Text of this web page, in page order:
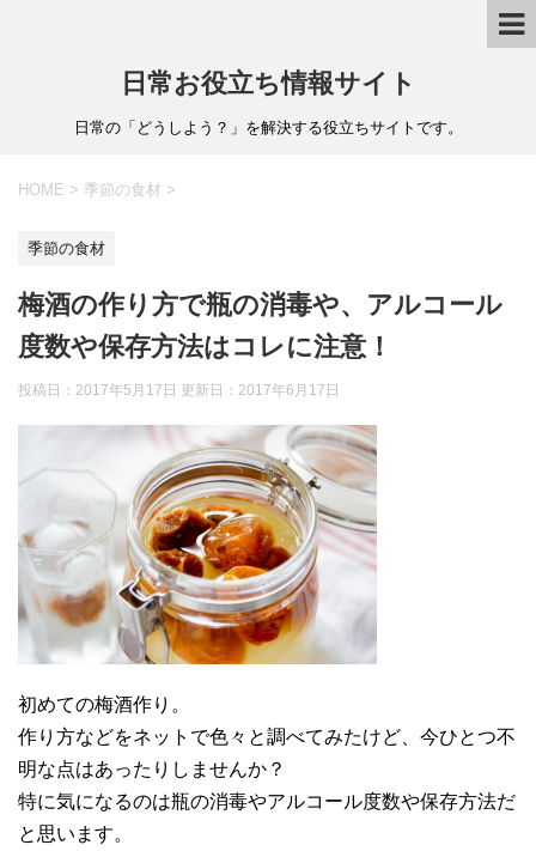
日常お役立ち情報サイト
日常の「どうしよう？」を解決する役立ちサイトです。
HOME > 季節の食材 >
季節の食材
梅酒の作り方で瓶の消毒や、アルコール
度数や保存方法はコレに注意！
投稿日：2017年5月17日 更新日： 2017年6月17日
初めての梅酒作り。
作り方などをネットで色々と調べてみたけど、今ひとつ不
明な点はあったりしませんか？
特に気になるのは瓶の消毒やアルコール度数や保存方法だ
と思います。